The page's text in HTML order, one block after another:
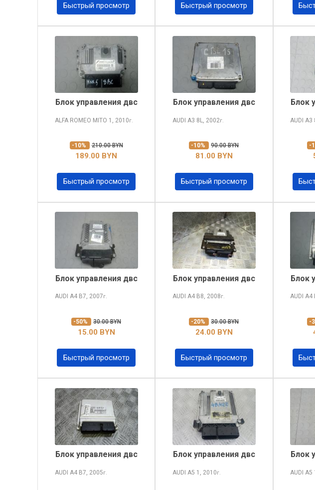
Быстрый просмотр Быстрый просмотр
Блок управления двс
ALFA ROMEO MITO 1, 2010г.
-10% 210.00 BYN
189.00 BYN
Быстрый просмотр
Блок управления двс
AUDI A3 8L, 2002г.
-10% 90.00 BYN
81.00 BYN
Быстрый просмотр
Блок
AUDI A3
-
Блок управления двс
AUDI A4 B7, 2007г.
-50% 30.00 BYN
15.00 BYN
Быстрый просмотр
Блок управления двс
AUDI A4 B8, 2008г.
-20% 30.00 BYN
24.00 BYN
Быстрый просмотр
Блок
AUDI A4
-
Блок управления двс
AUDI A4 B7, 2005г.
Блок управления двс
AUDI A5 1, 2010г.
Блок
AUDI A5